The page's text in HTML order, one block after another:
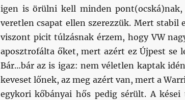
igen is örülni kell minden
veretlen csapat ellen szerezzük. Mert stabil
viszont picit túlzásnak érzem, hogy VW
aposztrofálta őket, mert azért ez Újpest se
Bár…bár az is igaz: nem véletlen kaptak
keveset lőnek, az meg azért van, mert a
egykori kőbányai hős pedig sérült. A kései